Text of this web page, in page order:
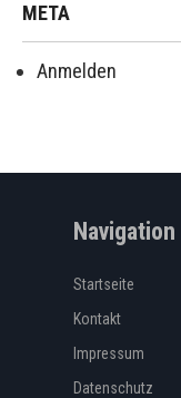
META
Anmelden
Navigation
Startseite
Kontakt
Impressum
Datenschutz